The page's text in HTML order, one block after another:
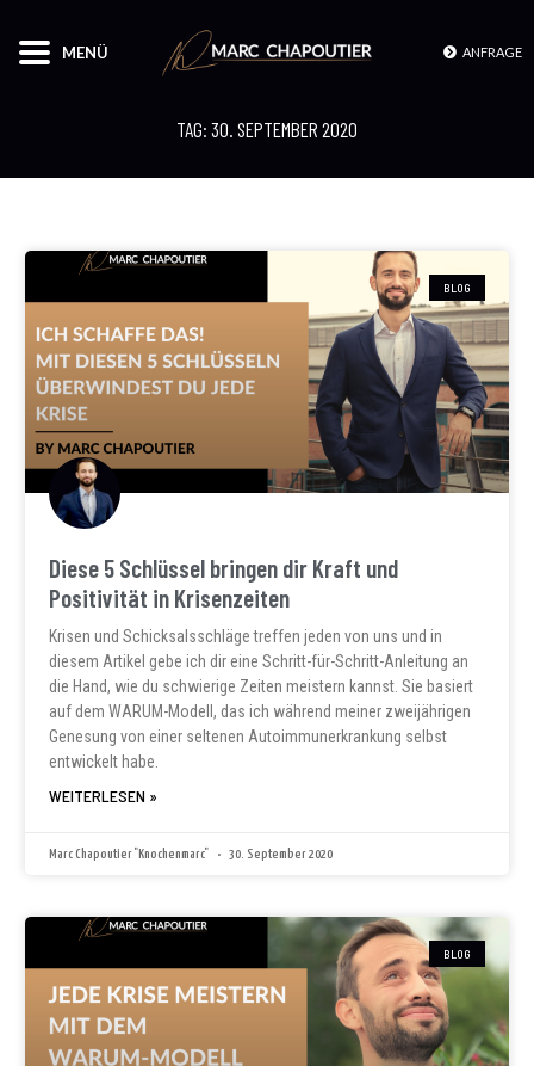
MENÜ ANFRAGE
TAG: 30. SEPTEMBER 2020
BLOG
Diese 5 Schlüssel bringen dir Kraft und
Positivität in Krisenzeiten
Krisen und Schicksalsschläge treffen jeden von uns und in
diesem Artikel gebe ich dir eine Schritt-für-Schritt-Anleitung an
die Hand, wie du schwierige Zeiten meistern kannst. Sie basiert
auf dem WARUM-Modell, das ich während meiner zweijährigen
Genesung von einer seltenen Autoimmunerkrankung selbst
entwickelt habe.
WEITERLESEN »
Marc Chapoutier "Knochenmarc" 30. September 2020
BLOG